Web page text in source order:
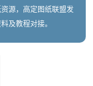
源，高定图纸联盟发
及教程对接。